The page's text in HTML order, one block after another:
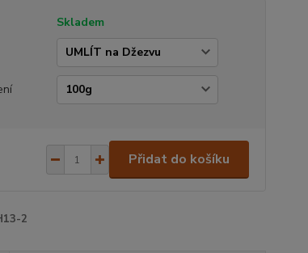
Skladem
Přidat do košíku
2